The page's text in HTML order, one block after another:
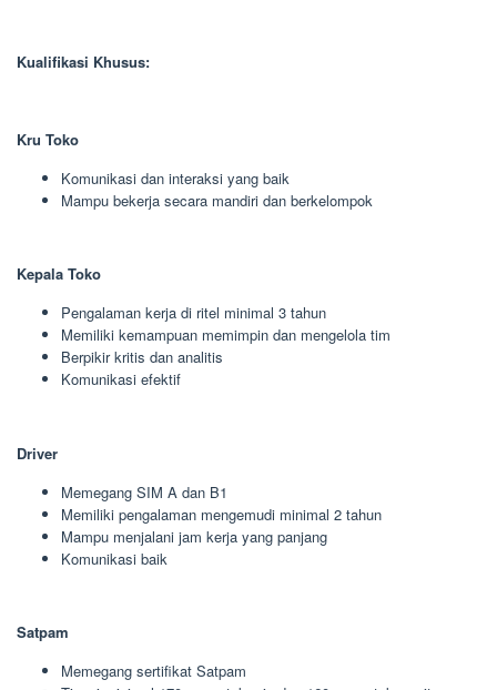
Kualifikasi Khusus:
Kru Toko
Komunikasi dan interaksi yang baik
Mampu bekerja secara mandiri dan berkelompok
Kepala Toko
Pengalaman kerja di ritel minimal 3 tahun
Memiliki kemampuan memimpin dan mengelola tim
Berpikir kritis dan analitis
Komunikasi efektif
Driver
Memegang SIM A dan B1
Memiliki pengalaman mengemudi minimal 2 tahun
Mampu menjalani jam kerja yang panjang
Komunikasi baik
Satpam
Memegang sertifikat Satpam